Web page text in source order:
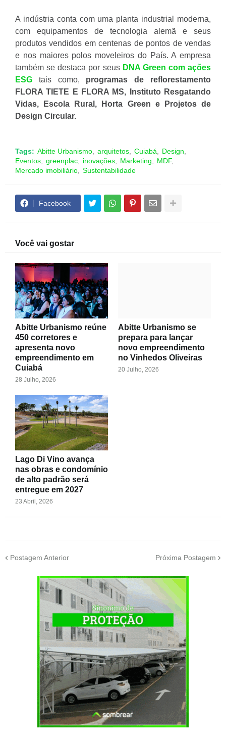
A indústria conta com uma planta industrial moderna,
com equipamentos de tecnologia alemã e seus
produtos vendidos em centenas de pontos de vendas
e nos maiores polos moveleiros do País. A empresa
também se destaca por seus DNA Green com ações
ESG tais como, programas de reflorestamento
FLORA TIETE E FLORA MS, Instituto Resgatando
Vidas, Escola Rural, Horta Green e Projetos de
Design Circular.
Tags: Abitte Urbanismo arquitetos Cuiabá
Design
Eventos
greenplac inovações Marketing
MDF
Mercado imobiliário
Sustentabilidade
Facebook
Você vai gostar
Abitte Urbanismo reúne
450 corretores e
apresenta novo
empreendimento em
Cuiabá
28 Julho, 2026
Abitte Urbanismo se
prepara para lançar
novo empreendimento
no Vinhedos Oliveiras
20 Julho, 2026
Lago Di Vino avança
nas obras e condomínio
de alto padrão será
entregue em 2027
23 Abril, 2026
Postagem Anterior Próxima Postagem